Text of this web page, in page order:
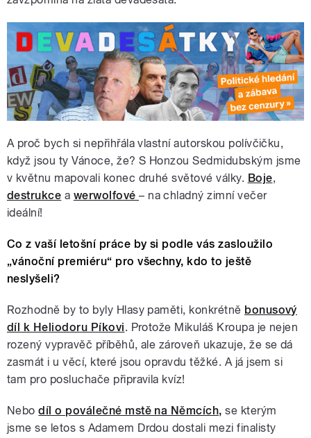
A proč bych si nepřihřála vlastní autorskou polívčičku,
když jsou ty Vánoce, že? S Honzou Sedmidubským jsme
v květnu mapovali konec druhé světové války. Boje,
destrukce a werwolfové– na chladný zimní večer
ideální!
Co z vaší letošní práce by si podle vás zasloužilo
„vánoční premiéru“ pro všechny, kdo to ještě
neslyšeli?
Rozhodně by to byly Hlasy paměti, konkrétně bonusový
díl k Heliodoru Píkovi. Protože Mikuláš Kroupa je nejen
rozený vypravěč příběhů, ale zároveň ukazuje, že se dá
zasmát i u věcí, které jsou opravdu těžké. A já jsem si
tam pro posluchače připravila kvíz!
Nebodíl o poválečné mstě na Němcích, se kterým
jsme se letos s Adamem Drdou dostali mezi finalisty